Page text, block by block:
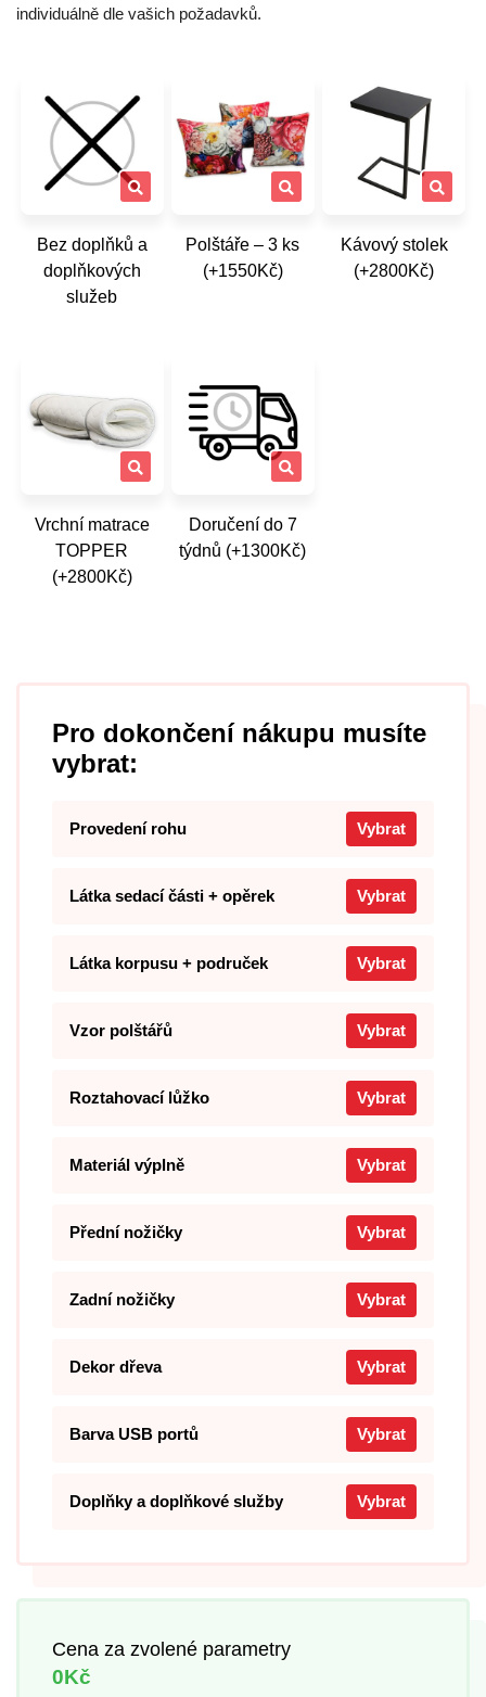
individuálně dle vašich požadavků.
Bez doplňků a
doplňkových
služeb
Polštáře – 3 ks
(+1550Kč)
Kávový stolek
(+2800Kč)
Vrchní matrace
TOPPER
(+2800Kč)
Doručení do 7
týdnů (+1300Kč)
Pro dokončení nákupu musíte
vybrat:
Provedení rohu Vybrat
Látka sedací části + opěrek Vybrat
Látka korpusu + područek Vybrat
Vzor polštářů Vybrat
Roztahovací lůžko Vybrat
Materiál výplně Vybrat
Přední nožičky Vybrat
Zadní nožičky Vybrat
Dekor dřeva Vybrat
Barva USB portů Vybrat
Doplňky a doplňkové služby Vybrat
Cena za zvolené parametry
0Kč